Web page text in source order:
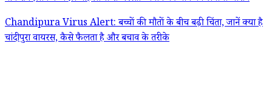
Chandipura Virus Alert: बच्चों की मौतों के बीच बढ़ी चिंता, जानें क्या है
चांदीपुरा वायरस, कैसे फैलता है और बचाव के तरीके